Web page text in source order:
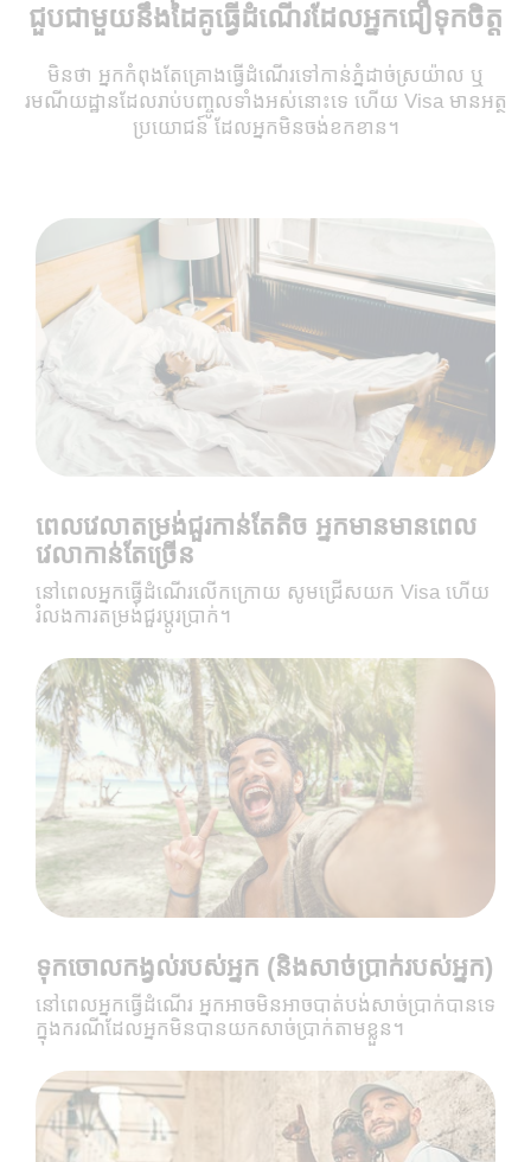
ជួបជាមួយនឹង​ដៃគូ​ធ្វើដំណើរដែលអ្នកជឿទុកចិត្ត
មិនថា អ្នកកំពុងតែគ្រោងធ្វើដំណើរទៅកាន់ភ្នំដាច់ស្រយ៉ាល ឬ
រមណីយដ្ឋានដែលរាប់​​បញ្ចូល​ទាំង​អស់នោះទេ ហើយ Visa មានអត្ថ
ប្រយោជន៍ ដែលអ្នកមិនចង់ខកខាន។
ពេលវេលាតម្រង់ជួរកាន់តែតិច អ្នកមានមានពេល
វេលាកាន់តែច្រើន
នៅពេលអ្នកធ្វើដំណើរលើកក្រោយ សូមជ្រើសយក Visa ហើយ​
រំលងការតម្រង់​ជួរ​ប្ដូរ​ប្រាក់​។
ទុកចោលកង្វល់របស់អ្នក (និងសាច់ប្រាក់របស់អ្នក)
នៅពេលអ្នកធ្វើដំណើរ អ្នកអាចមិនអាចបាត់បង់សាច់ប្រាក់បានទេ
ក្នុងករណីដែលអ្នក​មិន​បាន​យក​សាច់​ប្រាក់តាមខ្លួន។